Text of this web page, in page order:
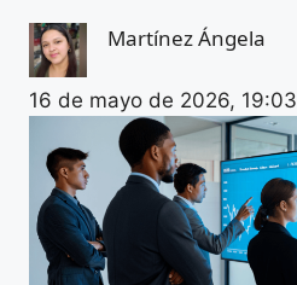
Martínez Ángela
16 de mayo de 2026, 19:03